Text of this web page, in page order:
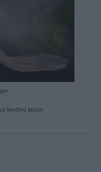
READING BELOW